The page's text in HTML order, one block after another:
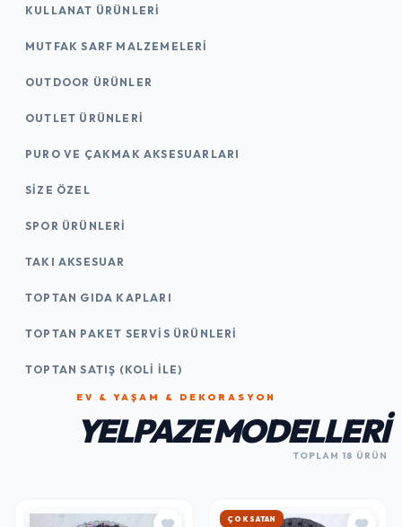
KULLANAT ÜRÜNLERI
MUTFAK SARF MALZEMELERI
OUTDOOR ÜRÜNLER
OUTLET ÜRÜNLERI
PURO VE ÇAKMAK AKSESUARLARI
SIZE ÖZEL
SPOR ÜRÜNLERI
TAKI AKSESUAR
TOPTAN GIDA KAPLARI
TOPTAN PAKET SERVIS ÜRÜNLERI
TOPTAN SATIŞ (KOLI İLE)
EV & YAŞAM & DEKORASYON
YELPAZE MODELLERI
TOPLAM 18 ÜRÜN
HIZLI KARGO